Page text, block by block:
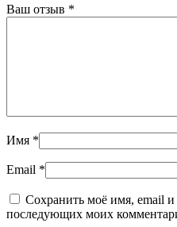
Ваш отзыв *
Имя *
Email *
Сохранить моё имя, email и
последующих моих